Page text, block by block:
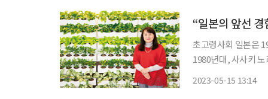
“일본의 앞선
초고령사회 일본은
1980년대, 사사키
2023-05-15 13:14